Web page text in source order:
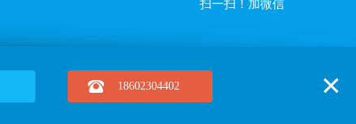
扫一扫！加微信
加盟电话
18602304402